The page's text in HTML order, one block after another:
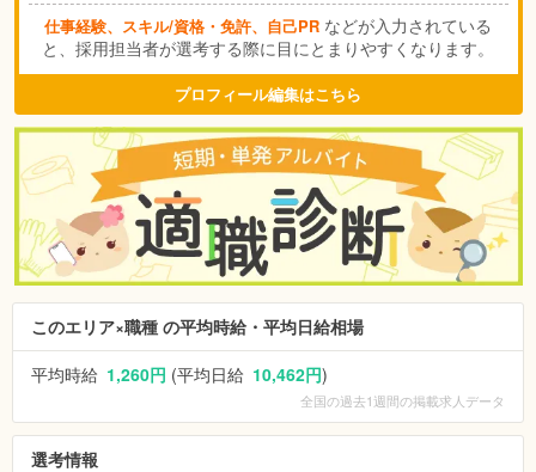
仕事経験、スキル/資格・免許、自己PR などが入力されている
と、採用担当者が選考する際に目にとまりやすくなります。
プロフィール編集はこちら
このエリア×職種 の平均時給・平均日給相場
平均時給 1,260円 (平均日給 10,462円)
全国の過去1週間の掲載求人データ
選考情報